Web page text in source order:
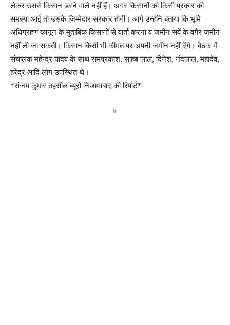
लेकर उससे किसान डरने वाले नहीं हैं। अगर किसानों को किसी प्रकार की
समस्या आई तो उसके जिम्मेदार सरकार होगी। आगे उन्होंने बताया कि भूमि
अधिग्रहण कानून के मुताबिक किसानों से वार्ता करना व जमीन सर्वे के वगैर ज़मीन
नहीं ली जा सकती। किसान किसी भी कीमत पर अपनी जमीन नहीं देंगे। बैठक में
संचालक महेन्द्र यादव के साथ रामप्रकाश, साहब लाल, दिनेश, नंदलाल, महादेव,
हरेंद्र आदि लोग उपस्थित थे।
*संजय कुमार तहसील ब्यूरो निजामाबाद की रिपोर्ट*
In